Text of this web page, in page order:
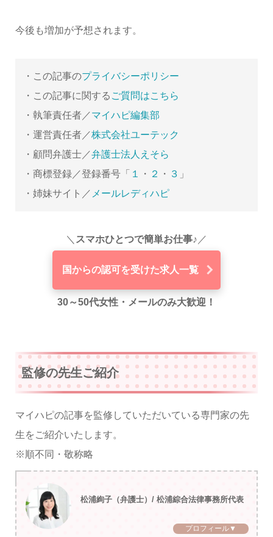
今後も増加が予想されます。
・この記事のプライバシーポリシー
・この記事に関する ご質問はこちら
・執筆責任者／マイハピ編集部
・運営責任者／株式会社ユーテック
・顧問弁護士／弁護士法人えそら
・商標登録／登録番号「 １ ・ ２ ・ ３ 」
・姉妹サイト／ メールレディハピ
＼ スマホひとつで簡単お仕事♪ ／
国からの認可を受けた求人一覧
30～50代女性・メールのみ大歓迎！
監修の先生ご紹介
マイハピの記事を監修していただいている専門家の先
生をご紹介いたします。
※順不同・敬称略
松浦絢子（弁護士）/ 松浦綜合法律事務所代表
プロフィール▼